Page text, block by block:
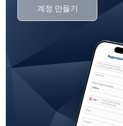
계정 만들기